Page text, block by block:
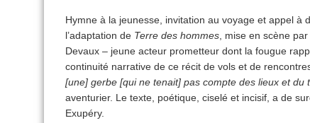
Hymne à la jeunesse, invitation au voyage et appel à
l’adaptation de Terre des hommes , mise en scène
Devaux – jeune acteur prometteur dont la fougue
continuité narrative de ce récit de vols et de
[une] gerbe [qui ne tenait] pas compte des lieux et du
aventurier. Le texte, poétique, ciselé et incisif, a de
Exupéry.